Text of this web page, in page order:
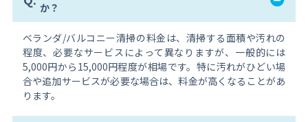
か？
ベランダ/バルコニー清掃の料金は、清掃する面積や汚れの
程度、必要なサービスによって異なりますが、一般的には
5,000円から15,000円程度が相場です。特に汚れがひどい場
合や追加サービスが必要な場合は、料金が高くなることがあ
ります。